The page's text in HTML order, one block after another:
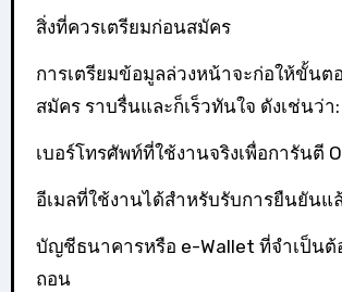
สิ่งที่ควรเตรียมก่อนสมัคร
การเตรียมข้อมูลล่วงหน้าจะก่อให้ขั้นต
สมัคร ราบรื่นและก็เร็วทันใจ ดังเช่นว่า:
เบอร์โทรศัพท์ที่ใช้งานจริงเพื่อการันตี
อีเมลที่ใช้งานได้สำหรับรับการยืนยันแ
บัญชีธนาคารหรือ e-Wallet ที่จำเป็นต้
ถอน